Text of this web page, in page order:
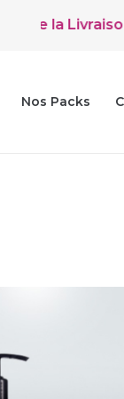
la Livraison
Nos Packs